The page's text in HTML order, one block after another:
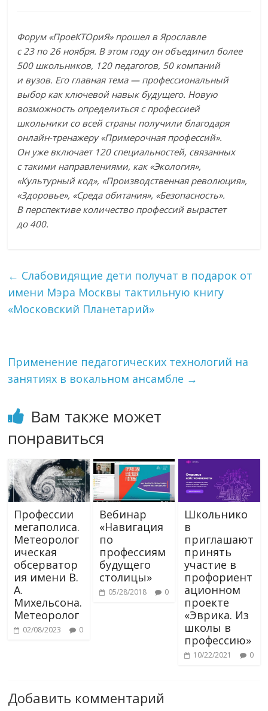
Форум «ПроеКТОриЯ» прошел в Ярославле
с 23 по 26 ноября. В этом году он объединил более
500 школьников, 120 педагогов, 50 компаний
и вузов. Его главная тема — профессиональный
выбор как ключевой навык будущего. Новую
возможность определиться с профессией
школьники со всей страны получили благодаря
онлайн-тренажеру «Примерочная профессий».
Он уже включает 120 специальностей, связанных
с такими направлениями, как «Экология»,
«Культурный код», «Производственная революция»,
«Здоровье», «Среда обитания», «Безопасность».
В перспективе количество профессий вырастет
до 400.
← Слабовидящие дети получат в подарок от
имени Мэра Москвы тактильную книгу
«Московский Планетарий»
Применение педагогических технологий на
занятиях в вокальном ансамбле →
Вам также может
понравиться
Профессии
мегаполиса.
Метеоролог
ическая
обсерватор
ия имени В.
А.
Михельсона.
Метеоролог
02/08/2023 0
Вебинар
«Навигация
по
профессиям
будущего
столицы»
05/28/2018 0
Школьнико
в
приглашают
принять
участие в
профориент
ационном
проекте
«Эврика. Из
школы в
профессию»
10/22/2021 0
Добавить комментарий